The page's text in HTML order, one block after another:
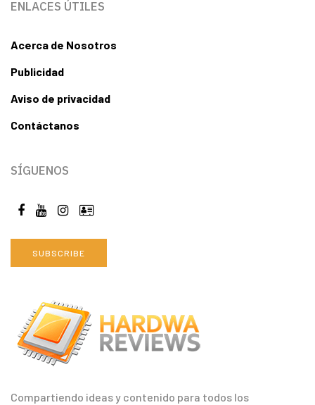
Compartiendo ideas y contenido para todos los
ENLACES ÚTILES
Acerca de Nosotros
Publicidad
Aviso de privacidad
Contáctanos
SÍGUENOS
SUBSCRIBE